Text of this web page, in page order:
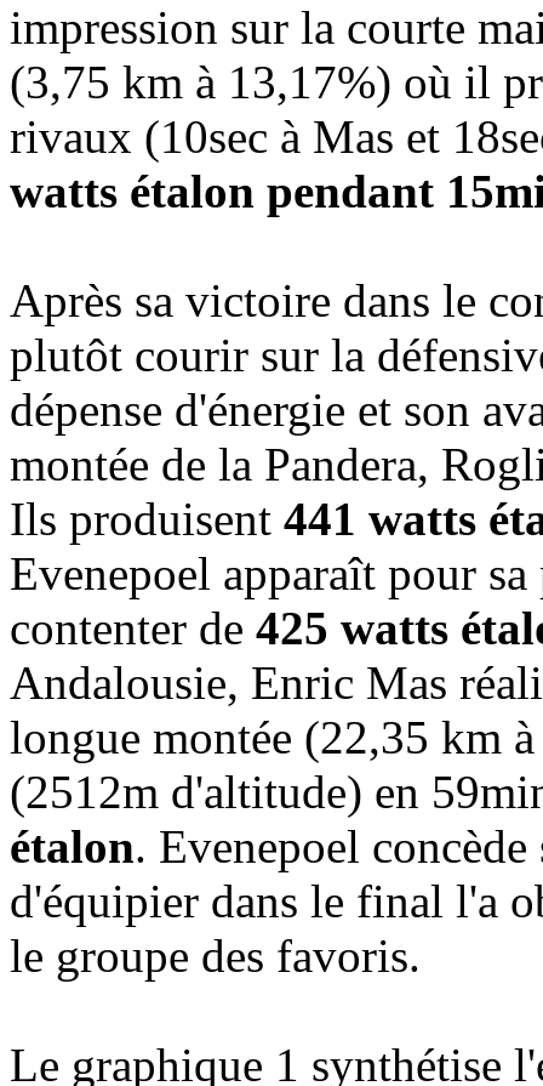
impression sur la courte
(3,75 km à 13,17%) où il
rivaux (10sec à Mas et
watts étalon pendant
Après sa victoire dans le
plutôt courir sur la
dépense d'énergie et son
montée de la Pandera,
Ils produisent 441 watts
Evenepoel apparaît pour
contenter de 425 watts
Andalousie, Enric Mas
longue montée (22,35 km
(2512m d'altitude) en
étalon. Evenepoel
d'équipier dans le final l'a
le groupe des favoris.
Le graphique 1 synthétise